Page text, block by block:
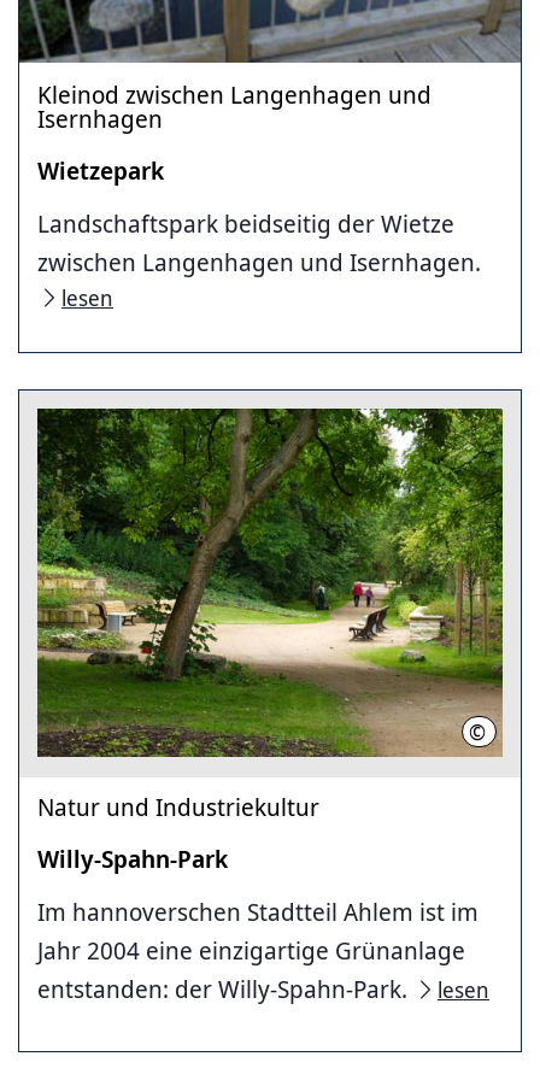
Kleinod zwischen Langenhagen und
Isernhagen
Wietzepark
Landschaftspark beidseitig der Wietze
zwischen Langenhagen und Isernhagen.
lesen
© LHH
Natur und Industriekultur
Willy-Spahn-Park
Im hannoverschen Stadtteil Ahlem ist im
Jahr 2004 eine einzigartige Grünanlage
entstanden: der Willy-Spahn-Park.
lesen